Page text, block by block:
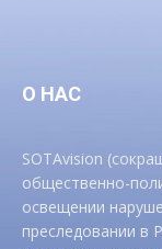
О НАС
SOTAvision
общественно-
освещении
преследовании в